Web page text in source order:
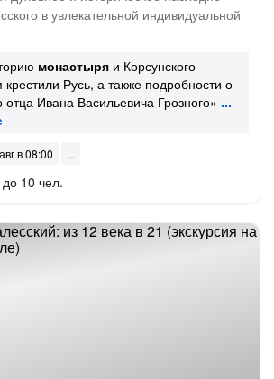
в увлекательной индивидуальной
монастыря и Корсунского
крестили Русь, а также подробности о
отца Ивана Васильевича Грозного»
в 08:00
10 чел.